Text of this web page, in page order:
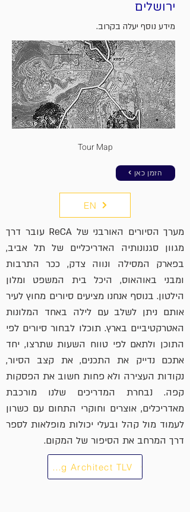
ירושלים
מידע נוסף יעלה בקרוב.
Tour Map
< הזמן כאן
EN
מערך הסיורים האורבני של ReCA עובר דרך
מגוון סגנונותיה האדריכליים של תל אביב,
בפארק המסילה ונווה צדק, ככר התרבות
ומבני באוהאוס, היכל בית המשפט ומלון
הילטון. בנוסף אנחנו מציעים סיורים מחוץ לעיר
אותם ניתן לשלב עם לילה באחד המלונות
האטרקטיביים בארץ. תוכלו לבחור סיורים לפי
התוכן ולתאם לפי טווח השעות שתרצו, יחד
אתכם נדייק את התכנים, את קצב הסיור,
נקודות העצירה ולא פחות חשוב את הפסקות
קפה. נבחרת המדריכים שלנו מורכבת
מאדריכלים, אוצרים וחוקרי התחום עם כשרון
לעמוד מול קהל ובעלי יכולות מופלאות לספר
דרך המרחב את הסיפור של המקום.
Guiding Architect TLV